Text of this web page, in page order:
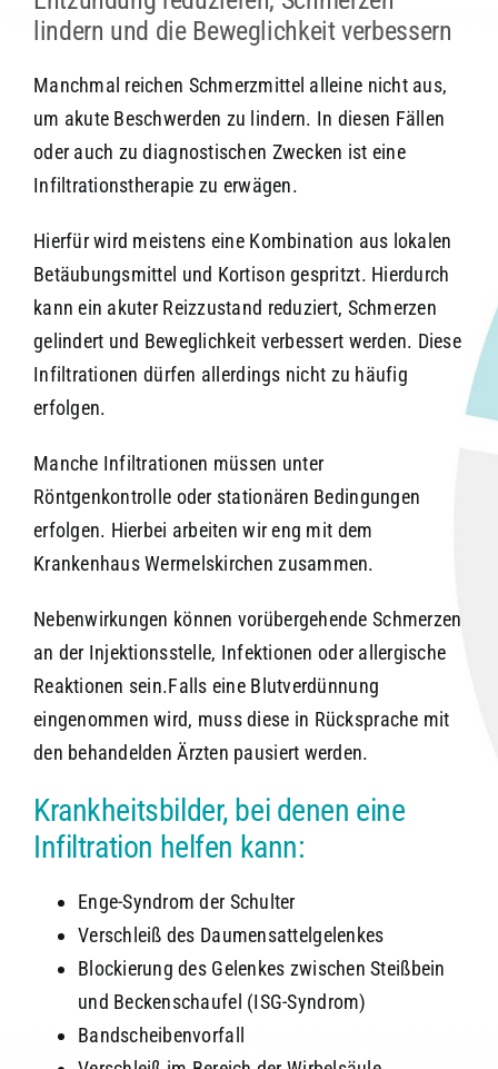
lindern und die Beweglichkeit verbessern
Manchmal reichen Schmerzmittel alleine nicht aus,
um akute Beschwerden zu lindern. In diesen Fällen
oder auch zu diagnostischen Zwecken ist eine
Infiltrationstherapie zu erwägen.
Hierfür wird meistens eine Kombination aus lokalen
Betäubungsmittel und Kortison gespritzt. Hierdurch
kann ein akuter Reizzustand reduziert, Schmerzen
gelindert und Beweglichkeit verbessert werden. Diese
Infiltrationen dürfen allerdings nicht zu häufig
erfolgen.
Manche Infiltrationen müssen unter
Röntgenkontrolle oder stationären Bedingungen
erfolgen. Hierbei arbeiten wir eng mit dem
Krankenhaus Wermelskirchen zusammen.
Nebenwirkungen können vorübergehende Schmerzen
an der Injektionsstelle, Infektionen oder allergische
Reaktionen sein.Falls eine Blutverdünnung
eingenommen wird, muss diese in Rücksprache mit
den behandelden Ärzten pausiert werden.
Krankheitsbilder, bei denen eine
Infiltration helfen kann:
Enge-Syndrom der Schulter
Verschleiß des Daumensattelgelenkes
Blockierung des Gelenkes zwischen Steißbein
und Beckenschaufel (ISG-Syndrom)
Bandscheibenvorfall